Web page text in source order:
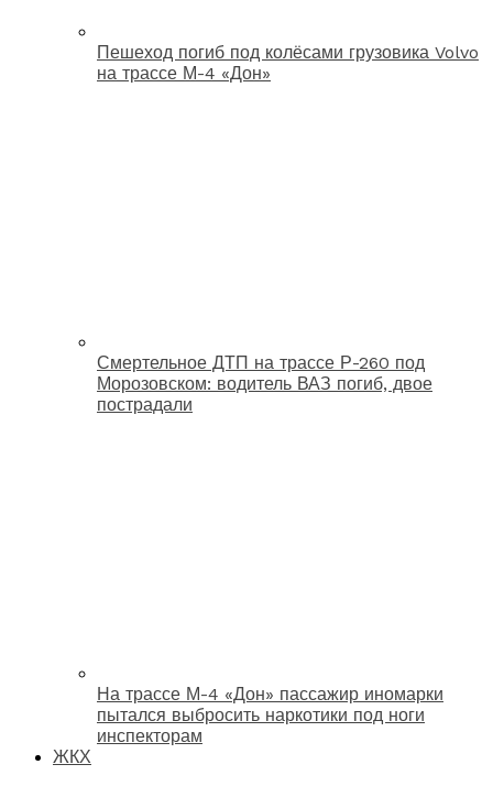
Пешеход погиб под колёсами грузовика Volvo
на трассе М-4 «Дон»
Смертельное ДТП на трассе Р-260 под
Морозовском: водитель ВАЗ погиб, двое
пострадали
На трассе М-4 «Дон» пассажир иномарки
пытался выбросить наркотики под ноги
инспекторам
ЖКХ